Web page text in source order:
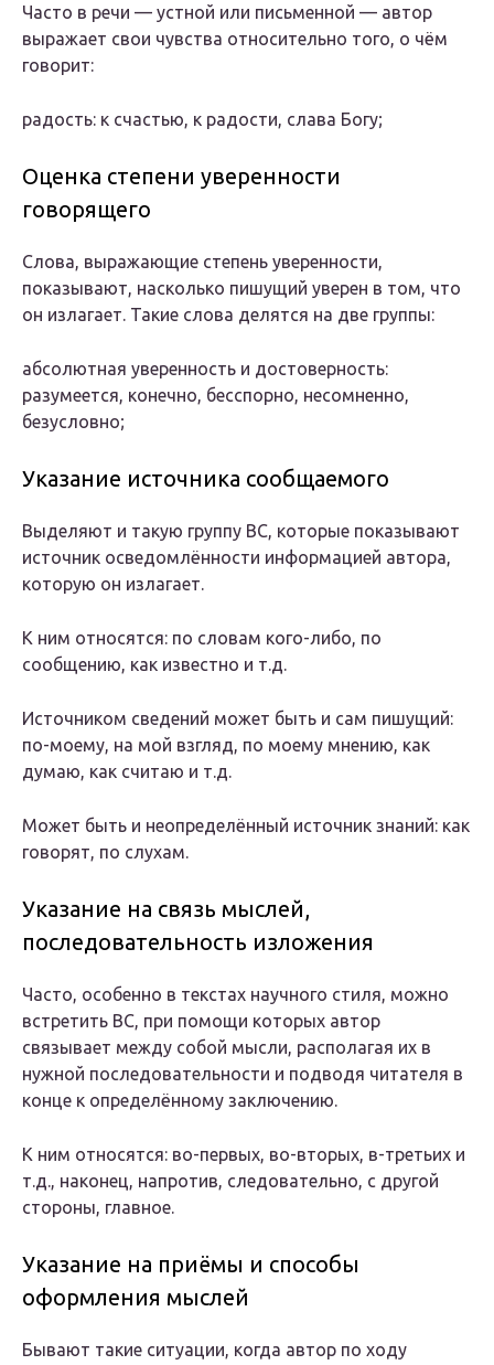
Часто в речи — устной или письменной — автор
выражает свои чувства относительно того, о чём
говорит:
радость: к счастью, к радости, слава Богу;
Оценка степени уверенности
говорящего
Слова, выражающие степень уверенности,
показывают, насколько пишущий уверен в том, что
он излагает. Такие слова делятся на две группы:
абсолютная уверенность и достоверность:
разумеется, конечно, бесспорно, несомненно,
безусловно;
Указание источника сообщаемого
Выделяют и такую группу ВС, которые показывают
источник осведомлённости информацией автора,
которую он излагает.
К ним относятся: по словам кого-либо, по
сообщению, как известно и т.д.
Источником сведений может быть и сам пишущий:
по-моему, на мой взгляд, по моему мнению, как
думаю, как считаю и т.д.
Может быть и неопределённый источник знаний: как
говорят, по слухам.
Указание на связь мыслей,
последовательность изложения
Часто, особенно в текстах научного стиля, можно
встретить ВС, при помощи которых автор
связывает между собой мысли, располагая их в
нужной последовательности и подводя читателя в
конце к определённому заключению.
К ним относятся: во-первых, во-вторых, в-третьих и
т.д., наконец, напротив, следовательно, с другой
стороны, главное.
Указание на приёмы и способы
оформления мыслей
Бывают такие ситуации, когда автор по ходу